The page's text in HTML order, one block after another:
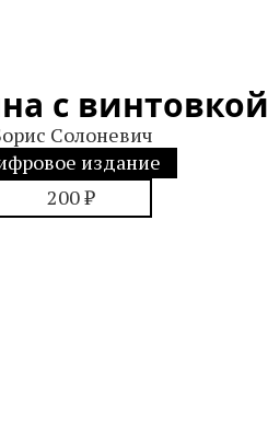
с винтовкой
Солоневич
издание
200 ₽